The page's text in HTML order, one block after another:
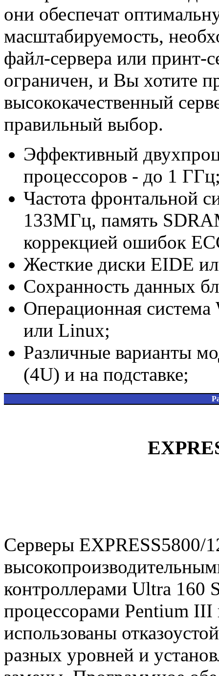
они обеспечат
масштабируемость,
файл-сервера или
ограничен, и Вы хотите
высококачественный
правильный выбор.
Эффективный
процессоров - до 1
Частота фронтальной
133МГц, память
коррекцией ошибок
Жесткие диски EIDE
Сохранность данных
Операционная
или Linux;
Различные варианты
(4U) и на подставке;
Серверы EXPRESS5800/
контроллерами Ultra 160
процессорами Pentium
использованы
разных уровней и